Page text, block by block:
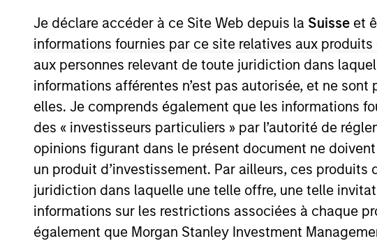
Je déclare accéder à ce Site Web depuis la Suisse et
informations fournies par ce site relatives aux
aux personnes relevant de toute juridiction dans
informations afférentes n’est pas autorisée, et ne
elles. Je comprends également que les informations
des « investisseurs particuliers » par l’autorité de
opinions figurant dans le présent document ne
un produit d’investissement. Par ailleurs, ces produits
juridiction dans laquelle une telle offre, une telle
informations sur les restrictions associées à chaque
également que Morgan Stanley Investment
Team Insights
QUARTERLY